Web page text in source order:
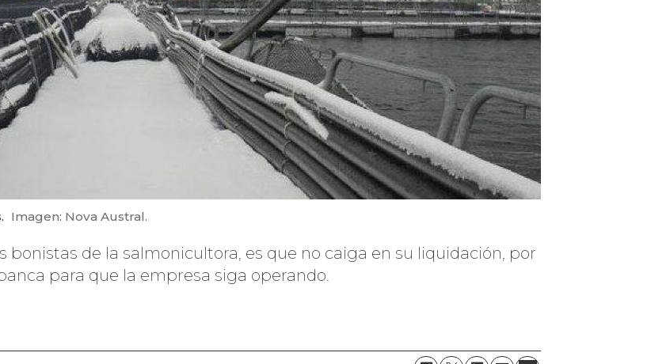
Imagen: Nova Austral.
de la salmonicultora, es que no caiga en su liquidación, por
para que la empresa siga operando.